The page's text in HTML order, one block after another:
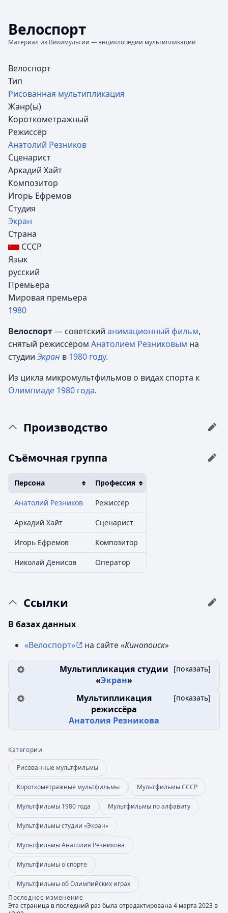
Велоспорт
Материал из Викимультии — энциклопедии мультипликации
Велоспорт
Тип
Рисованная мультипликация
Жанр(ы)
Короткометражный
Режиссёр
Анатолий Резников
Сценарист
Аркадий Хайт
Композитор
Игорь Ефремов
Студия
Экран
Страна
СССР
Язык
русский
Премьера
Мировая премьера
1980
Велоспорт— советский анимационный фильм,
снятый режиссёром Анатолием Резниковым на
студии Экран в 1980 году.
Из цикла микромультфильмов о видах спорта к
Олимпиаде 1980 года.
Производство
Съёмочная группа
Персона Профессия
Анатолий Резников Режиссёр
Аркадий Хайт Сценарист
Игорь Ефремов Композитор
Николай Денисов Оператор
Ссылки
В базах данных
«Велоспорт»
на сайте«Кинопоиск»
[показать]
Мультипликация студии
«Экран»
[показать]
Мультипликация
режиссёра
Анатолия Резникова
Категории
Рисованные мультфильмы
Короткометражные мультфильмы Мультфильмы СССР
Мультфильмы 1980 года Мультфильмы по алфавиту
Мультфильмы студии «Экран»
Мультфильмы Анатолия Резникова
Мультфильмы о спорте
Мультфильмы об Олимпийских играх
Последнее изменение
Эта страница в последний раз была отредактирована 4 марта 2023 в